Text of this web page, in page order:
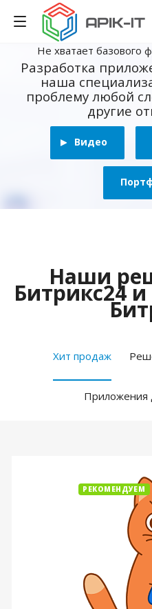
Не хватает базового
Разработка
наша
проблему любой
другие
Видео
Наши
Битрикс24
Хит продаж
Приложения
РЕКОМЕНДУЕМ